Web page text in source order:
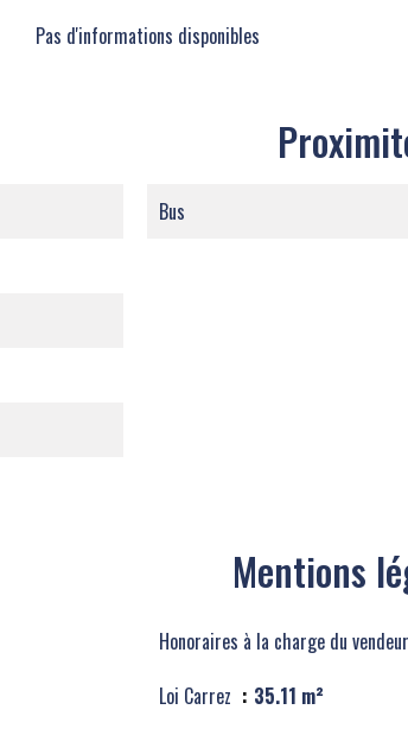
Pas d'informations disponibles
Bus
Mentions
Honoraires à la charge du vendeur
Loi Carrez
35.11 m²